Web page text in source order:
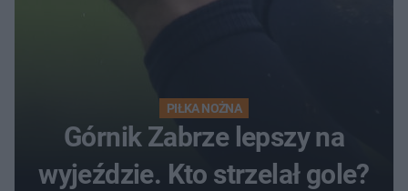
PIŁKA NOŻNA
Górnik Zabrze lepszy na
wyjeździe. Kto strzelał gole?